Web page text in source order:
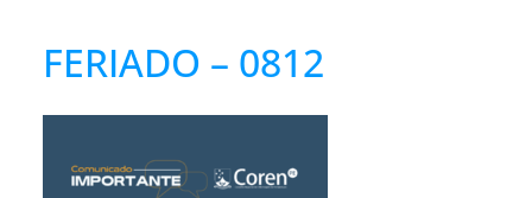
FERIADO – 0812